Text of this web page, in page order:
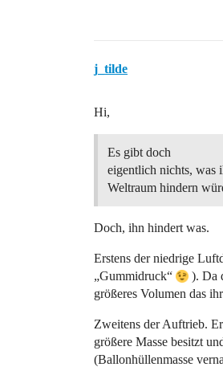
j_tilde
Hi,
Es gibt doch
eigentlich nichts, was
Weltraum hindern
Doch, ihn hindert was.
Erstens der niedrige
„Gummidruck“
). Da
größeres Volumen das
Zweitens der Auftrieb.
größere Masse besitzt
(Ballonhüllenmasse